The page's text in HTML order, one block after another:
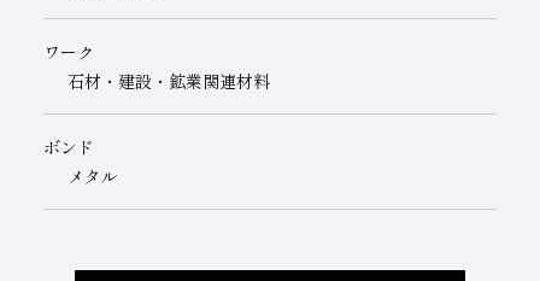
ワーク
石材・建設・鉱業関連材料
ボンド
メタル